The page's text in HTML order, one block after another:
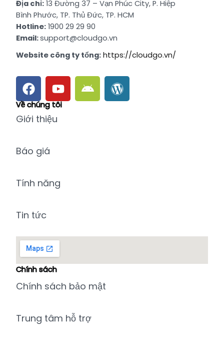
Địa chỉ: 13 Đường 37 – Vạn Phúc City, P. Hiệp
Bình Phước, TP. Thủ Đức, TP. HCM
Hotline: 1900 29 29 90
Email:support@cloudgo.vn
Website công ty tổng: https://cloudgo.vn/
Về chúng tôi
Giới thiệu
Báo giá
Tính năng
Tin tức
Chính sách
Chính sách bảo mật
Trung tâm hỗ trợ